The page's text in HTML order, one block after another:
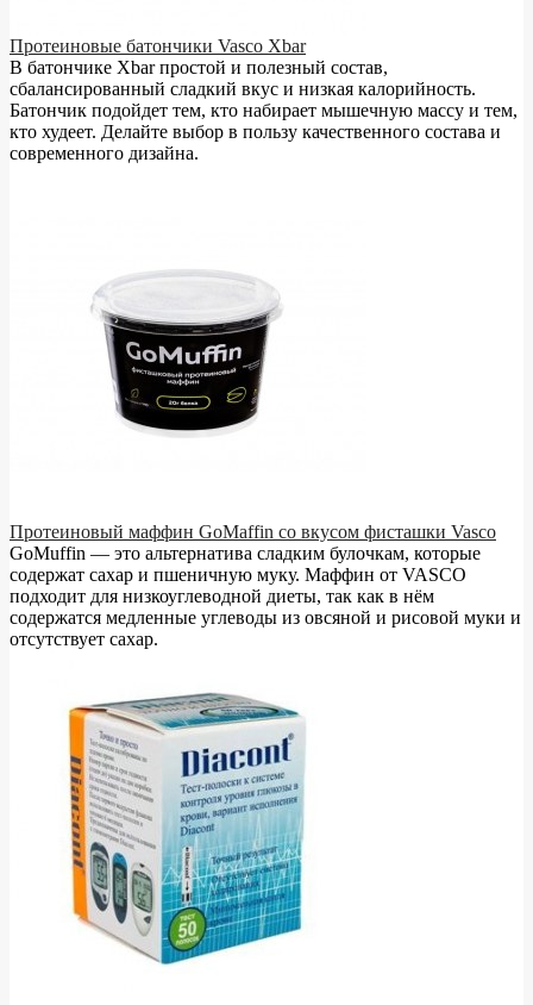
Протеиновые батончики Vasco Xbar
В батончике Xbar простой и полезный состав,
сбалансированный сладкий вкус и низкая калорийность.
Батончик подойдет тем, кто набирает мышечную массу и тем,
кто худеет. Делайте выбор в пользу качественного состава и
современного дизайна.
Протеиновый маффин GoMaffin со вкусом фисташки Vasco
GoMuffin — это альтернатива сладким булочкам, которые
содержат сахар и пшеничную муку. Маффин от VASCO
подходит для низкоуглеводной диеты, так как в нём
содержатся медленные углеводы из овсяной и рисовой муки и
отсутствует сахар.